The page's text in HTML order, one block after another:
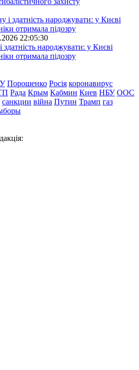
22:05:30
народжувати: у Києві
отримала підозру
Порошенко Росія коронавирус
Рада Крым Кабмин Киев НБУ ООС
санкции війна Путин Трамп газ